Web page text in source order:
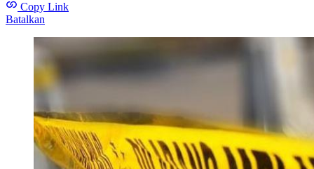
Copy Link
Batalkan